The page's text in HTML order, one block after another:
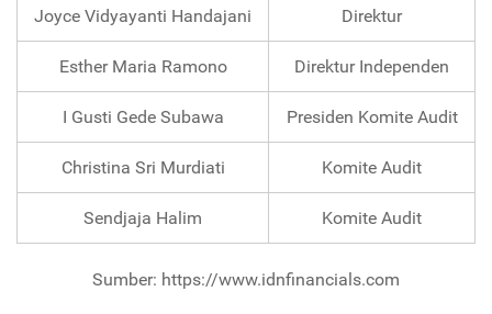
Joyce Vidyayanti Handajani Direktur
Esther Maria Ramono Direktur Independen
I Gusti Gede Subawa Presiden Komite Audit
Christina Sri Murdiati Komite Audit
Sendjaja Halim Komite Audit
Sumber: https://www.idnfinancials.com